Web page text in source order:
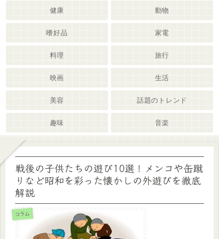
健康 動物
嗜好品 家電
料理 旅行
映画 生活
美容 話題のトレンド
趣味 音楽
戦後の子供たちの遊び10選！メンコや缶蹴
りなど昭和を彩った懐かしの外遊びを徹底
解説
コラム